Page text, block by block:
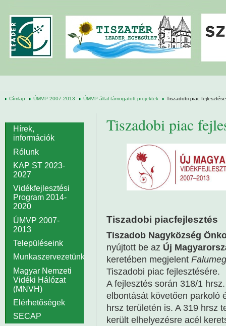
Címlap ÚMVP 2007-2013 ÚMVP által támogatott projektek Tiszadobi piac fejlesztése
Tiszadobi piac
Tiszadobi piacfejlesztés
Tiszadob Nagyközség
nyújtott be az Új
keretében megjelent
Tiszadobi piac fejlesztésére.
A fejlesztés során 318/1
elbontását követően parkoló
hrsz területén is. A 319 hrsz
került elhelyezésre acél
Hírek,
információk
Rólunk
KAP ST 2023-
2027
Vidékfejlesztési
Program 2014-
2020
ÚMVP 2007-
2013
Településeink
Munkaszervezetünk
Magyar Nemzeti
Vidéki Hálózat
(MNVH)
Elérhetőségek
SECAP